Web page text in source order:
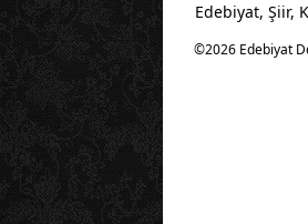
Edebiyat, Şiir,
©2026 Edebiyat